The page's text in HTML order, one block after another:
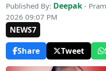
Published By: Deepak -
2026 09:07 PM
NEWS7
Share
Tweet